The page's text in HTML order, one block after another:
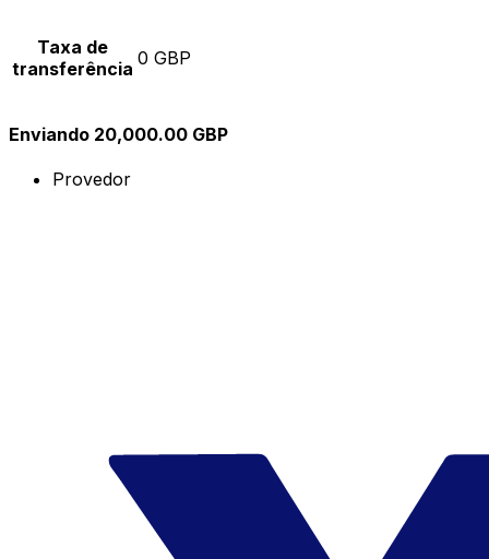
Taxa de
transferência 0 GBP
Enviando 20,000.00 GBP
Provedor